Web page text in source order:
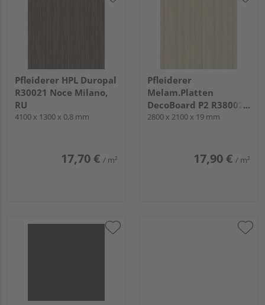
Pfleiderer HPL Duropal
R30021 Noce Milano,
RU
4100 x 1300 x 0,8 mm
17,70 € / m²
Pfleiderer
Melam.Platten
DecoBoard P2 R38002
Akazie, RU
2800 x 2100 x 19 mm
17,90 € / m²